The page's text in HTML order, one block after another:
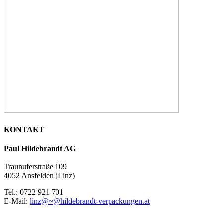
KONTAKT
Paul Hildebrandt AG
Traunuferstraße 109
4052 Ansfelden (Linz)
Tel.: 0722 921 701
E-Mail: linz@~@hildebrandt-verpackungen.at